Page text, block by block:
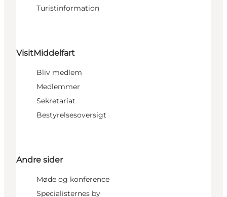
Turistinformation
VisitMiddelfart
Bliv medlem
Medlemmer
Sekretariat
Bestyrelsesoversigt
Andre sider
Møde og konference
Specialisternes by